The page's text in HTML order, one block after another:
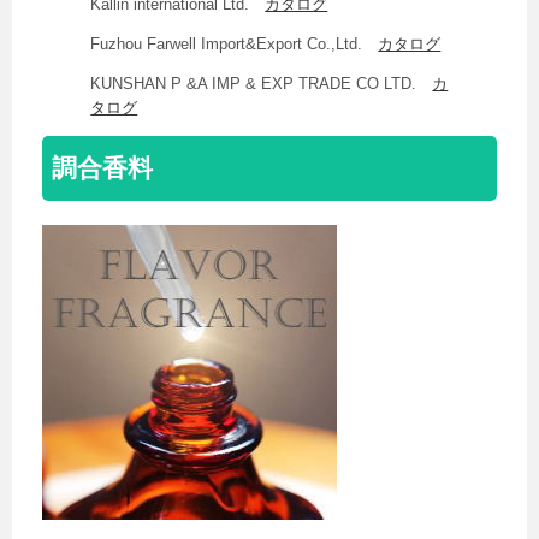
Kallin international Ltd. カタログ
Fuzhou Farwell Import&Export Co.,Ltd. カタログ
KUNSHAN P &A IMP & EXP TRADE CO LTD. カ
タログ
調合香料